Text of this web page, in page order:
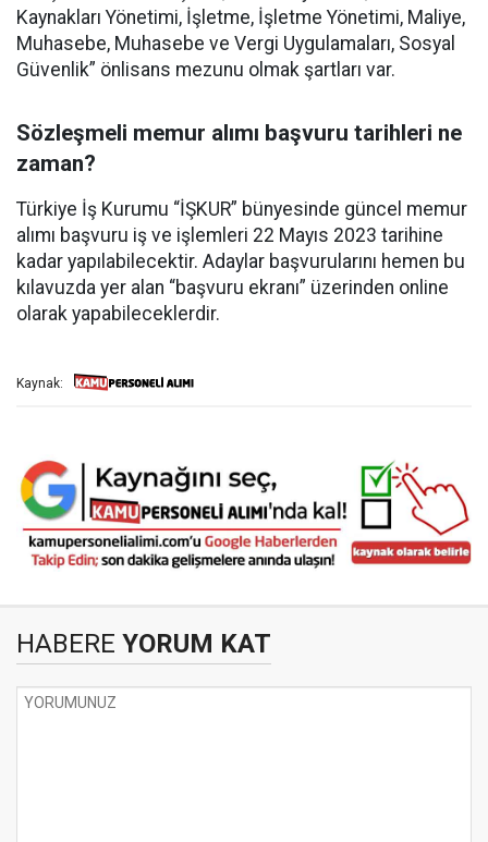
Kaynakları Yönetimi, İşletme, İşletme Yönetimi, Maliye,
Muhasebe, Muhasebe ve Vergi Uygulamaları, Sosyal
Güvenlik” önlisans mezunu olmak şartları var.
Sözleşmeli memur alımı başvuru tarihleri ne
zaman?
Türkiye İş Kurumu “İŞKUR” bünyesinde güncel memur
alımı başvuru iş ve işlemleri 22 Mayıs 2023 tarihine
kadar yapılabilecektir. Adaylar başvurularını hemen bu
kılavuzda yer alan “başvuru ekranı” üzerinden online
olarak yapabileceklerdir.
Kaynak:
HABERE YORUM KAT